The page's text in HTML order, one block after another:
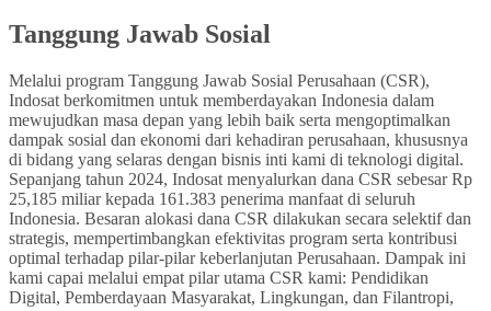
Tanggung Jawab Sosial
Melalui program Tanggung Jawab Sosial Perusahaan (CSR),
Indosat berkomitmen untuk memberdayakan Indonesia dalam
mewujudkan masa depan yang lebih baik serta mengoptimalkan
dampak sosial dan ekonomi dari kehadiran perusahaan, khususnya
di bidang yang selaras dengan bisnis inti kami di teknologi digital.
Sepanjang tahun 2024, Indosat menyalurkan dana CSR sebesar Rp
25,185 miliar kepada 161.383 penerima manfaat di seluruh
Indonesia. Besaran alokasi dana CSR dilakukan secara selektif dan
strategis, mempertimbangkan efektivitas program serta kontribusi
optimal terhadap pilar-pilar keberlanjutan Perusahaan. Dampak ini
kami capai melalui empat pilar utama CSR kami: Pendidikan
Digital, Pemberdayaan Masyarakat, Lingkungan, dan Filantropi,